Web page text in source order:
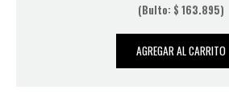
(Bulto: $ 163.895)
AGREGAR AL CARRITO